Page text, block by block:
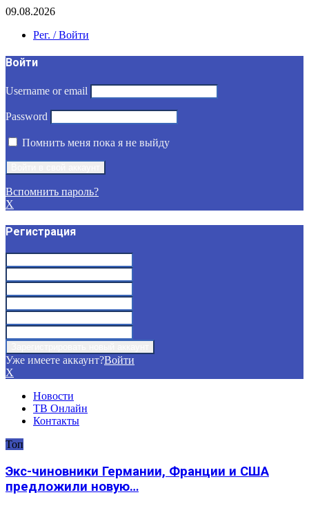
09.08.2026
Рег. / Войти
Войти
Username or email
Password
Помнить меня пока я не выйду
Вспомнить пароль?
X
Регистрация
Уже имеете аккаунт?Войти
X
Новости
ТВ Онлайн
Контакты
Топ
Экс-чиновники Германии, Франции и США
предложили новую…